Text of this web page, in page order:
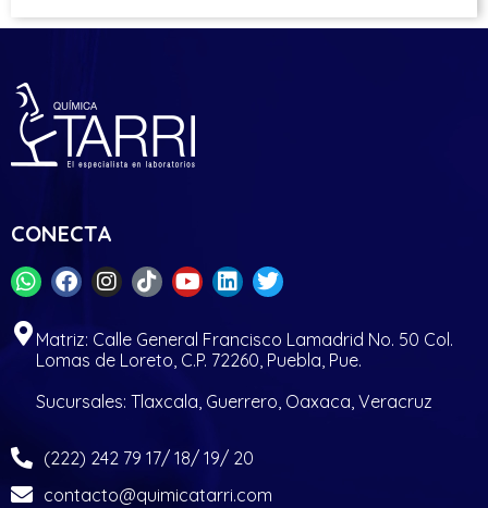
CONECTA
Matriz: Calle General Francisco Lamadrid No. 50 Col.
Lomas de Loreto, C.P. 72260, Puebla, Pue.
Sucursales: Tlaxcala, Guerrero, Oaxaca, Veracruz
(222) 242 79 17/ 18/ 19/ 20
contacto@quimicatarri.com